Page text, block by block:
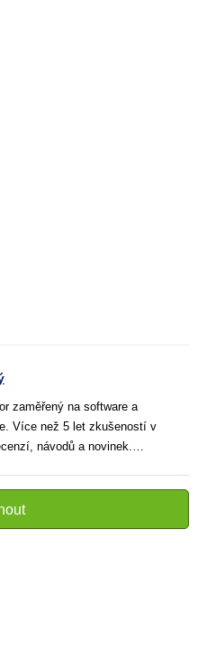
zaměřený na software a
Více než 5 let zkušeností v
návodů a novinek.
lépe porozumět a využít